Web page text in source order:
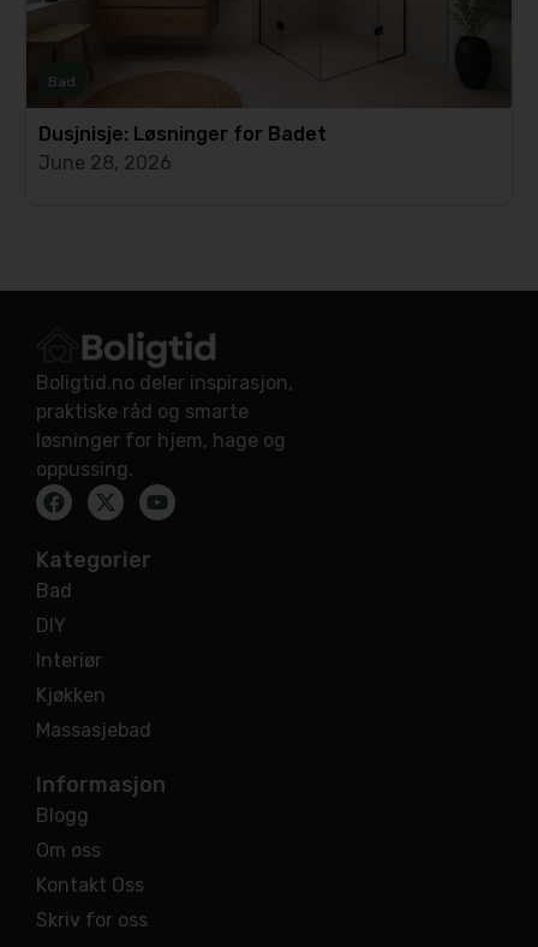
Bad
Dusjnisje: Løsninger for Badet
June 28, 2026
Boligtid.no deler inspirasjon,
praktiske råd og smarte
løsninger for hjem, hage og
oppussing.
Kategorier
Bad
DIY
Interiør
Kjøkken
Massasjebad
Informasjon
Blogg
Om oss
Kontakt Oss
Skriv for oss